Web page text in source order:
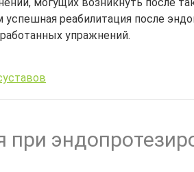
реабилитация после
упражнений.